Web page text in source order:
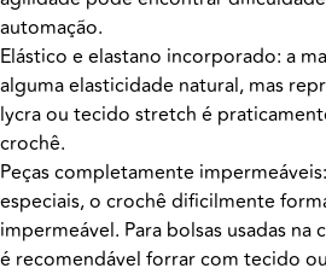
automação.
Elástico e elastano incorporado: a
alguma elasticidade natural, mas
lycra ou tecido stretch é
crochê.
Peças completamente
especiais, o crochê dificilmente
impermeável. Para bolsas usadas na
é recomendável forrar com tecido